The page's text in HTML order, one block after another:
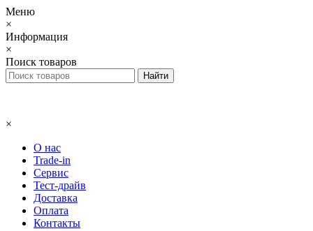
Меню
×
Информация
×
Поиск товаров
×
О нас
Trade-in
Сервис
Тест-драйв
Доставка
Оплата
Контакты